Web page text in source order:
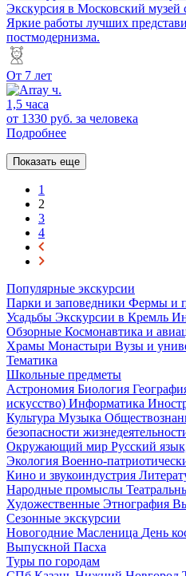
Экскурсия в Московский музей
Яркие работы лучших
постмодернизма.
От 7 лет
1,5 часа
от 1330 руб. за человека
Подробнее
Показать еще
1
2
3
4
Популярные экскурсии
Парки и заповедники Фермы и
Усадьбы Экскурсии в Кремль
Обзорные Космонавтика и
Храмы Монастыри Вузы и
Тематика
Школьные предметы
Астрономия Биология
искусство) Информатика
Культура Музыка
безопасности
Окружающий мир Русский
Экология Военно-
Кино и звукоиндустрия
Народные промыслы
Художественные Этнография
Сезонные экскурсии
Новогодние Масленица День
Выпускной Пасха
Туры по городам